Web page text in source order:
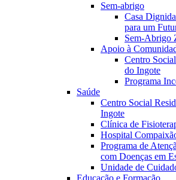
Sem-abrigo
Casa
para um
Sem-Abrigo
Apoio à
Centro
do Ingote
Programa
Saúde
Centro Social
Ingote
Clínica de
Hospital
Programa de
com Doenças em
Unidade de
Educação e Formação